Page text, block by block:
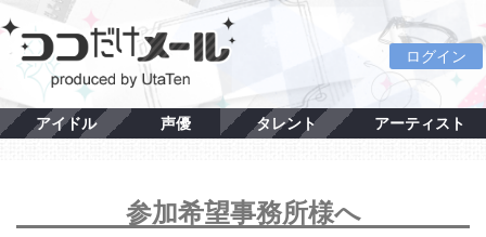
ログイン
アイドル 声優 タレント アーティスト
参加希望事務所様へ